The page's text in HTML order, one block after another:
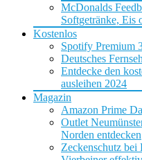
McDonalds
Softgetränke, Eis
Kostenlos
Spotify Premium
Deutsches
Entdecke den
ausleihen 2024
Magazin
Amazon Prime
Outlet
Norden entdecken
Zeckenschutz bei